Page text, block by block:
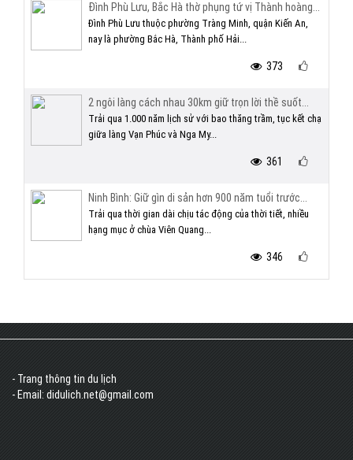
Đình Phù Lưu, Bắc Hà thờ phụng tứ vị Thành hoàng...
Đình Phù Lưu thuộc phường Tràng Minh, quận Kiến An,
nay là phường Bắc Hà, Thành phố Hải...
373
2 ngôi làng cách nhau 30km giữ trọn lời thề suốt...
Trải qua 1.000 năm lịch sử với bao thăng trầm, tục kết chạ
giữa làng Vạn Phúc và Nga My...
361
Ninh Bình: Giữ gìn di sản hơn 900 năm tuổi trước...
Trải qua thời gian dài chịu tác động của thời tiết, nhiều
hạng mục ở chùa Viên Quang...
346
- Trang thông tin du lịch
- Email: didulich.net@gmail.com